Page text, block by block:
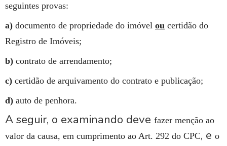
seguintes provas:
a) documento de propriedade do imóvel ou certidão do
Registro de Imóveis;
b) contrato de arrendamento;
c) certidão de arquivamento do contrato e publicação;
d) auto de penhora.
A seguir, o examinando deve fazer menção ao
valor da causa, em cumprimento ao Art. 292 do CPC, e o